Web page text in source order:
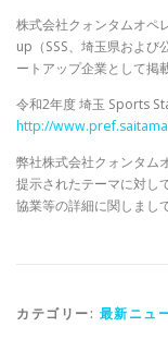
株式会社クォンタムオペ
up（SSS、埼玉県および
ートアップ企業として掲
令和2年度 埼玉 Sports
http://
弊社株式会社クォンタム
提示されたテーマに対し
協業等の詳細に関しまし
カテゴリー: 最新ニュ